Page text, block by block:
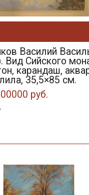
Василий
Вид Сийского
карандаш,
35,5×85 см.
руб.